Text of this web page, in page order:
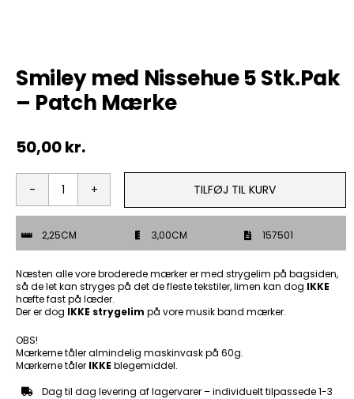
ØL & Spiritus
Smiley med Nissehue 5 Stk.Pak
– Patch Mærke
50,00kr.
Smiley
med
5
Stk.Pak
-
Patch
Mærke
antal
TILFØJ TIL KURV
2,25CM 3,00CM 157501
Næsten alle vore broderede mærker er med strygelim på bagsiden,
så de let kan stryges på det de fleste tekstiler, limen kan dog IKKE
hæfte fast på læder.
Der er dog IKKE strygelim på vore musik band mærker.
OBS!
Mærkerne tåler almindelig maskinvask på 60g.
Mærkerne tåler IKKE blegemiddel.
Dag til dag levering af lagervarer – individuelt tilpassede 1-3